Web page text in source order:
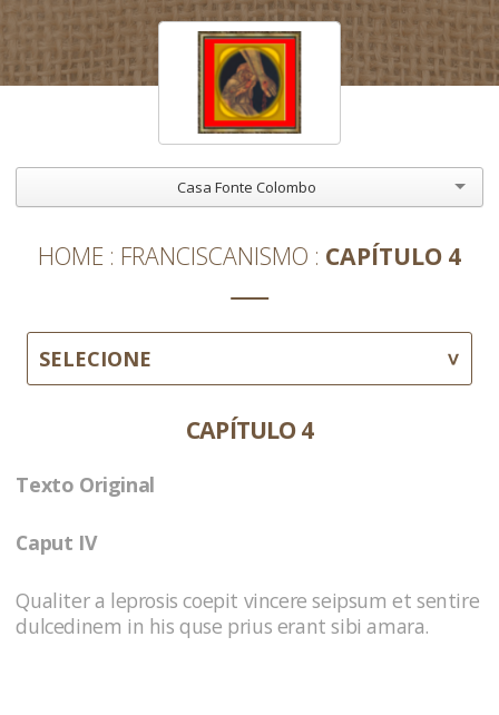
Casa Fonte Colombo
HOME FRANCISCANISMO CAPÍTULO 4
SELECIONE
CAPÍTULO 4
Texto Original
Caput IV
Qualiter a leprosis coepit vincere seipsum et sentire
dulcedinem in his quse prius erant sibi amara.